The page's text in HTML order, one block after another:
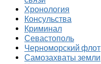
Хронология
Консульства
Криминал
Севастополь
Черноморский флот
Самозахваты земли